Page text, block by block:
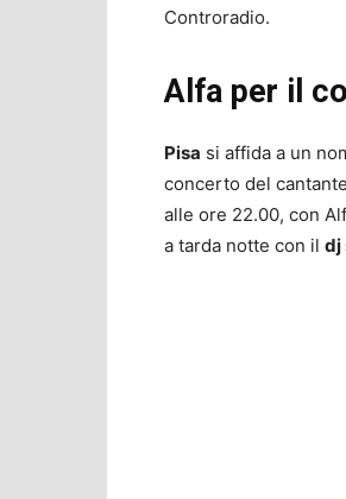
Controradio.
Alfa per il
Pisa si affida a un
concerto del
alle ore 22.00, con
a tarda notte con il dj